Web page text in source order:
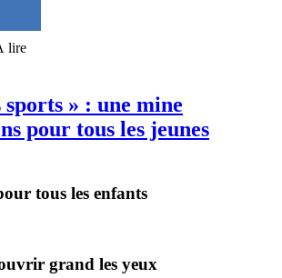
lire
sports » : une mine
pour tous les jeunes
tous les enfants
grand les yeux